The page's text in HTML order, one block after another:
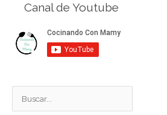
Canal de Youtube
u